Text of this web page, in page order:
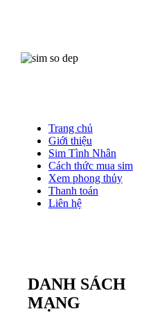
Trang chủ
Giới thiệu
Sim Tình Nhân
Cách thức mua sim
Xem phong thủy
Thanh toán
Liên hệ
DANH SÁCH
MẠNG